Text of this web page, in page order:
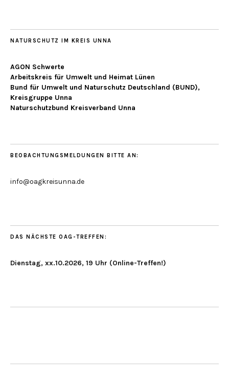
NATURSCHUTZ IM KREIS UNNA
AGON Schwerte
Arbeitskreis für Umwelt und Heimat Lünen
Bund für Umwelt und Naturschutz Deutschland (BUND),
Kreisgruppe Unna
Naturschutzbund Kreisverband Unna
BEOBACHTUNGSMELDUNGEN BITTE AN:
info@oagkreisunna.de
DAS NÄCHSTE OAG-TREFFEN:
Dienstag, xx.10.2026, 19 Uhr (Online-Treffen!)